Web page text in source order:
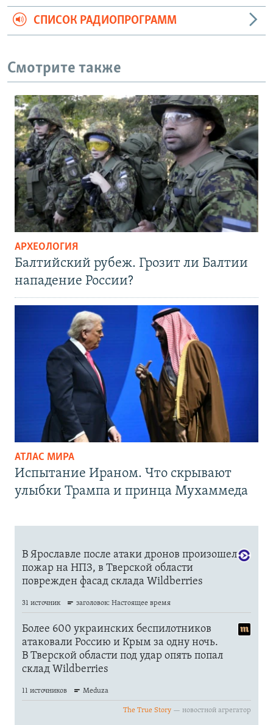
СПИСОК РАДИОПРОГРАММ
Смотрите также
АРХЕОЛОГИЯ
Балтийский рубеж. Грозит ли Балтии
нападение России?
АТЛАС МИРА
Испытание Ираном. Что скрывают
улыбки Трампа и принца Мухаммеда